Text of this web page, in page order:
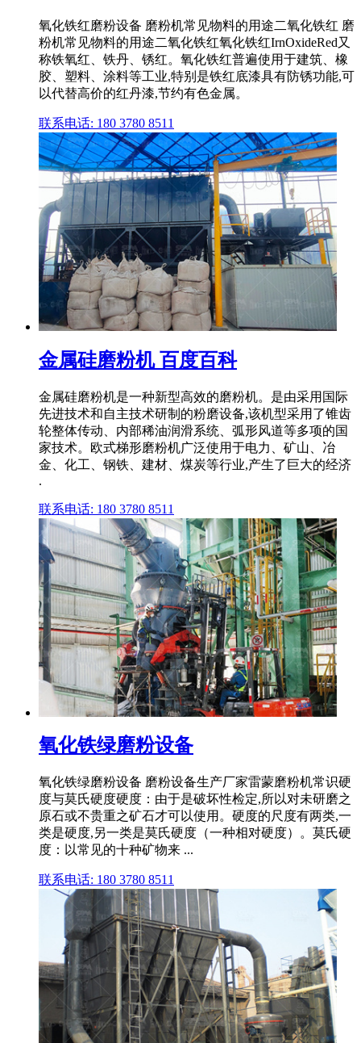
氧化铁红磨粉设备 磨粉机常见物料的用途二氧化铁红 磨
粉机常见物料的用途二氧化铁红氧化铁红IrnOxideRed又
称铁氧红、铁丹、锈红。氧化铁红普遍使用于建筑、橡
胶、塑料、涂料等工业,特别是铁红底漆具有防锈功能,可
以代替高价的红丹漆,节约有色金属。
联系电话: 180 3780 8511
金属硅磨粉机 百度百科
金属硅磨粉机是一种新型高效的磨粉机。是由采用国际
先进技术和自主技术研制的粉磨设备,该机型采用了锥齿
轮整体传动、内部稀油润滑系统、弧形风道等多项的国
家技术。欧式梯形磨粉机广泛使用于电力、矿山、冶
金、化工、钢铁、建材、煤炭等行业,产生了巨大的经济
.
联系电话: 180 3780 8511
氧化铁绿磨粉设备
氧化铁绿磨粉设备 磨粉设备生产厂家雷蒙磨粉机常识硬
度与莫氏硬度硬度：由于是破坏性检定,所以对未研磨之
原石或不贵重之矿石才可以使用。硬度的尺度有两类,一
类是硬度,另一类是莫氏硬度（一种相对硬度）。莫氏硬
度：以常见的十种矿物来 ...
联系电话: 180 3780 8511